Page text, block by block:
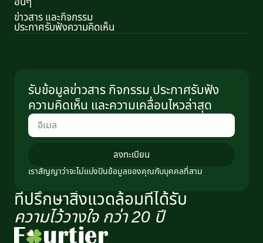
ข่าวสาร และกิจกรรม
ประกาศรับฟังความคิดเห็น
ที่ปรึกษาสิ่งแวดล้อมที่ได้รับ
ความไว้วางใจ กว่า 20 ปี​
รับข้อมูลข่าวสาร กิจกรรม ประกาศรับฟัง
ความคิดเห็น และความเคลื่อนไหวล่าสุด
ลงทะเบียน
เราสัญญาว่าจะไม่แบ่งปันข้อมูลของคุณกับบุคคลที่สาม